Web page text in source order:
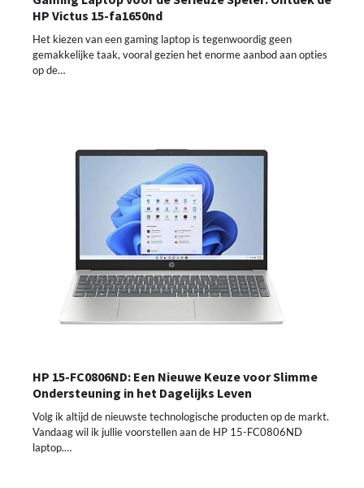
HP Victus 15-fa1650nd
Het kiezen van een gaming laptop is tegenwoordig geen
gemakkelijke taak, vooral gezien het enorme aanbod aan opties
op de…
HP 15-FC0806ND: Een Nieuwe Keuze voor Slimme
Ondersteuning in het Dagelijks Leven
Volg ik altijd de nieuwste technologische producten op de markt.
Vandaag wil ik jullie voorstellen aan de HP 15-FC0806ND
laptop.…